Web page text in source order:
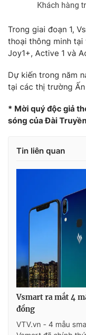
VTV4
VTV9
Liên hệ tòa soạn
Theo dõi báo trên
Đài
Giấy phép hoạt động
cấp ngày 29/12/2023
Tổng Biên tập:Vũ
Phó Tổng Biên tập:
Nguyễn Trọng Ninh
Tổng đài VTV: 024.38
Khách hàng
Trong giai đoạn 1,
thoại thông minh tại
Joy1+, Active 1 và
Dự kiến trong năm
tại các thị trường
* Mời quý độc giả
sóng của Đài
Tin liên quan
Vsmart ra mắt 4
đồng
VTV.vn - 4 mẫu